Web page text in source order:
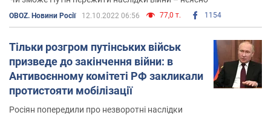
OBOZ. Новини Росії 12.10.2022 06:56 77,0 т. 1154
Тільки розгром путінських військ
призведе до закінчення війни: в
Антивоєнному комітеті РФ закликали
протистояти мобілізації
Росіян попередили про незворотні наслідки